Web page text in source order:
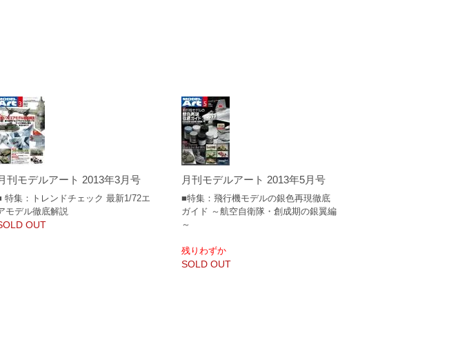
刊モデルアート 2013年3月号
特集：トレンドチェック 最新1/72エ
モデル徹底解説
OUT
月刊モデルアート 2013年5月号
■特集：飛行機モデルの銀色再現徹底
ガイド ～航空自衛隊・創成期の銀翼編
～
残りわずか
SOLD OUT